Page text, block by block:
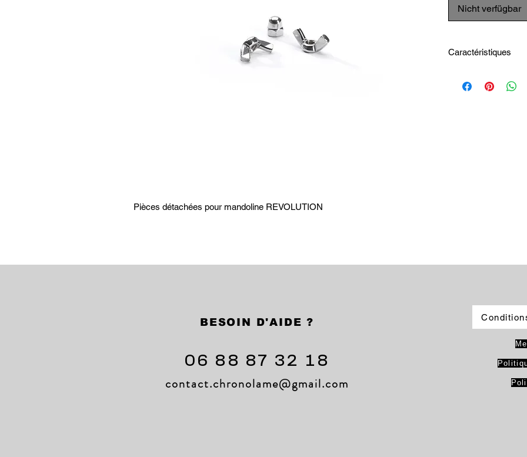
Pièces détachées pour mandoline REVOLUTION
Nicht verfügbar
Caractéristiques
Entretien : Lave-
BESOIN D'AIDE ?
06 88 87 32 18
contact.chronolame@gmail.com